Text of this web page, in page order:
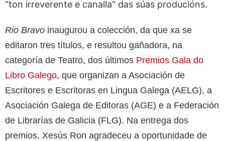
“ton irreverente e canalla” das súas producións.
Rio Bravo inaugurou a colección, da que xa se
editaron tres títulos, e resultou gañadora, na
categoría de Teatro, dos últimos Premios Gala do
Libro Galego, que organizan a Asociación de
Escritores e Escritoras en Lingua Galega (AELG), a
Asociación Galega de Editoras (AGE) e a Federación
de Librarías de Galicia (FLG). Na entrega dos
premios, Xesús Ron agradeceu a oportunidade de